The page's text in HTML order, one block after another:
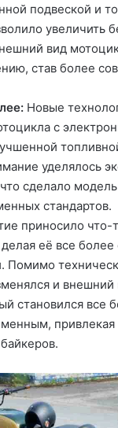
подвеской и
увеличить
вид
став более
Новые
с
уделялось
сделало
стандартов.
приносило что-
её все
Помимо
и внешний
становился все
привлекая